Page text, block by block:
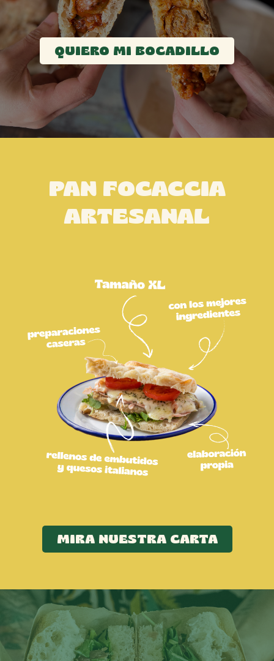
QUIERO MI BOCADILLO
PAN FOCACCIA
ARTESANAL
MIRA NUESTRA CARTA